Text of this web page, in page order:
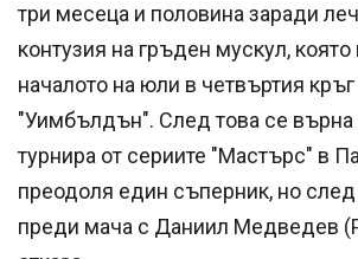
три месеца и половина заради
контузия на гръден мускул, която
началото на юли в четвъртия кръг
"Уимбълдън". След това се върна
турнира от сериите "Мастърс" в
преодоля един съперник, но след
преди мача с Даниил Медведев